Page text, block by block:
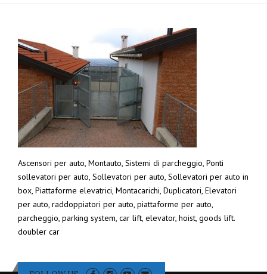
Ascensori per auto, Montauto, Sistemi di parcheggio, Ponti
sollevatori per auto, Sollevatori per auto, Sollevatori per auto in
box, Piattaforme elevatrici, Montacarichi, Duplicatori, Elevatori
per auto, raddoppiatori per auto, piattaforme per auto,
parcheggio, parking system, car lift, elevator, hoist, goods lift.
doubler car